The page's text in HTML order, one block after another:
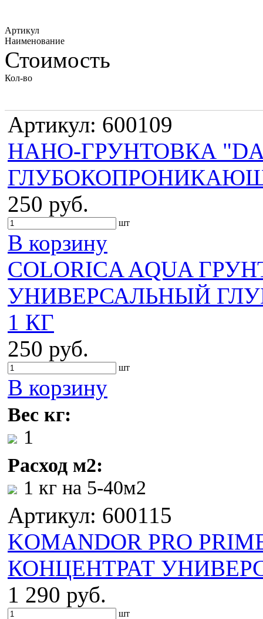
Артикул
Наименование
Стоимость
Кол-во
Артикул: 600109
НАНО-ГРУНТОВКА
250 руб.
шт
В корзину
COLORICA AQUA
УНИВЕРСАЛЬНЫЙ
1 КГ
250 руб.
шт
В корзину
Вес кг:
1
Расход м2:
1 кг на 5-40м2
Артикул: 600115
KOMANDOR PRO
КОНЦЕНТРАТ
1 290 руб.
шт